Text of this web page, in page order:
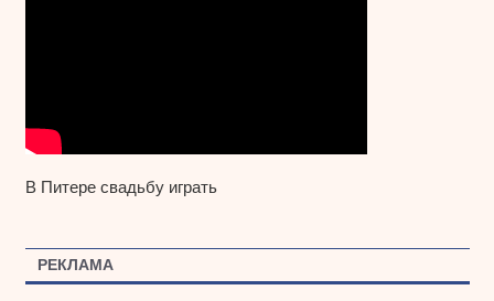
В Питере свадьбу играть
РЕКЛАМА